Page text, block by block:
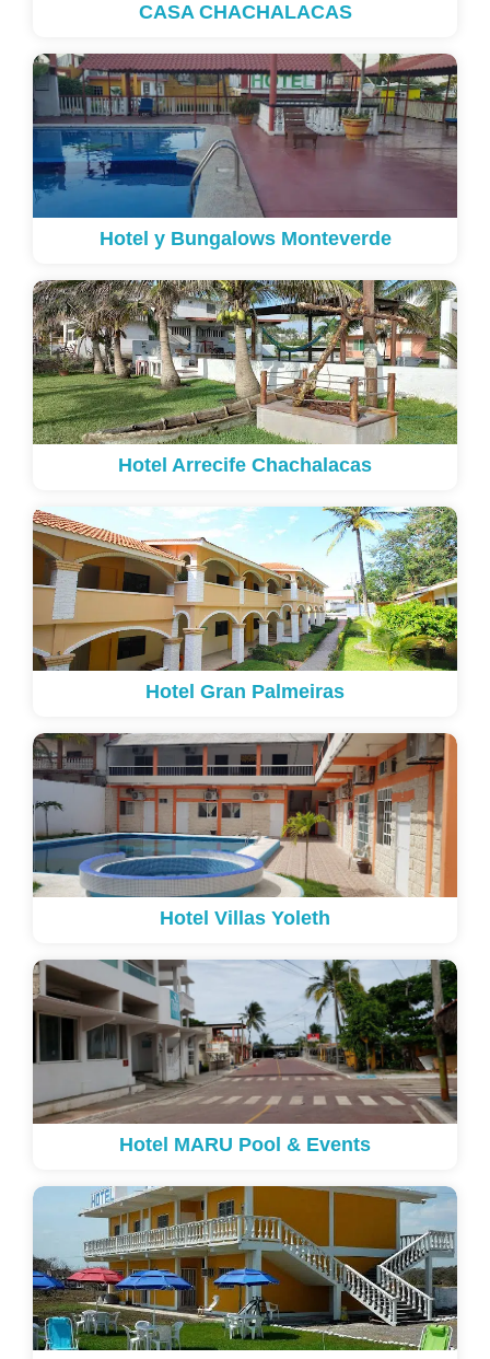
CASA CHACHALACAS
Hotel y Bungalows Monteverde
Hotel Arrecife Chachalacas
Hotel Gran Palmeiras
Hotel Villas Yoleth
Hotel MARU Pool & Events